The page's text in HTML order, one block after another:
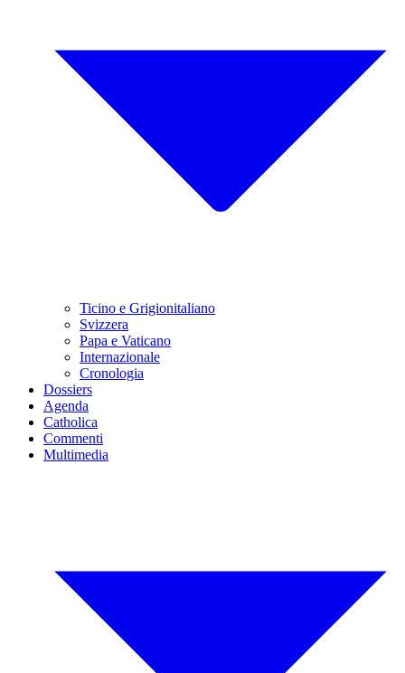
Ticino e Grigionitaliano
Svizzera
Papa e Vaticano
Internazionale
Cronologia
Dossiers
Agenda
Catholica
Commenti
Multimedia